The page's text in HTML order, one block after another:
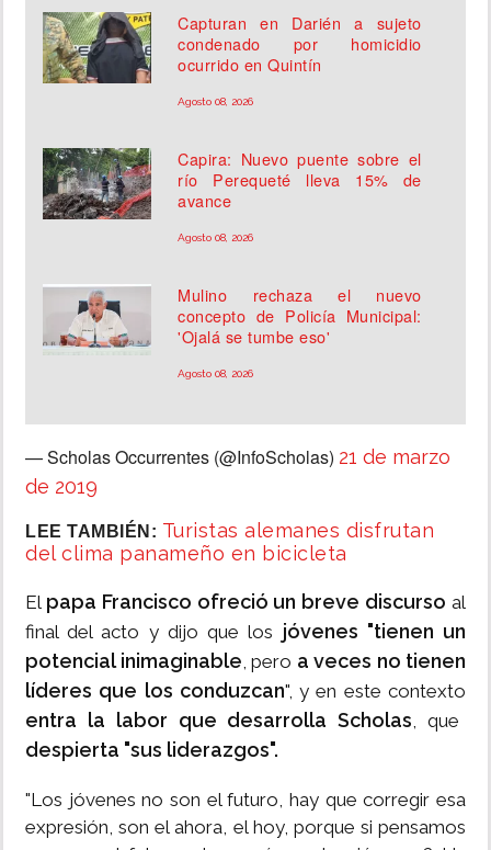
Capturan en Darién a sujeto
condenado por homicidio
ocurrido en Quintín
Agosto 08, 2026
Capira: Nuevo puente sobre el
río Perequeté lleva 15% de
avance
Agosto 08, 2026
Mulino rechaza el nuevo
concepto de Policía Municipal:
'Ojalá se tumbe eso'
Agosto 08, 2026
— Scholas Occurrentes (@InfoScholas) 21 de marzo
de 2019
LEE TAMBIÉN: Turistas alemanes disfrutan
del clima panameño en bicicleta
El papa Francisco ofreció un breve discurso al
final del acto y dijo que los jóvenes "tienen un
potencial inimaginable, pero a veces no tienen
líderes que los conduzcan", y en este contexto
entra la labor que desarrolla Scholas, que
despierta "sus liderazgos".
"Los jóvenes no son el futuro, hay que corregir esa
expresión, son el ahora, el hoy, porque si pensamos